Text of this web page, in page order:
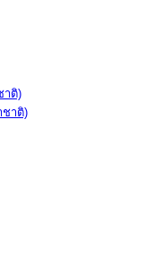
าติ)
ชาติ)